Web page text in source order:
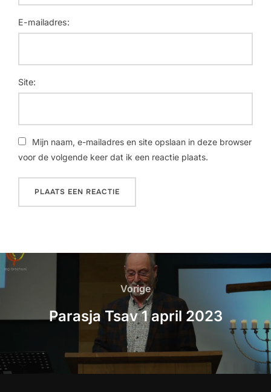
E-mailadres:
Site:
Mijn naam, e-mailadres en site opslaan in deze browser
voor de volgende keer dat ik een reactie plaats.
Vorige
Parasja Tsav 1 april 2023